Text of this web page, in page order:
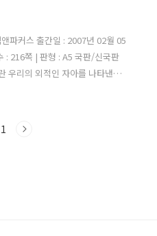
파커스 출간일 : 2007년 02월 05
: 216쪽 | 판형 : A5 국판/신국판
우리의 외적인 자아를 나타낸다.
으로 증명되는 서류와 같은 것
넣을 수 있는 것들을 추구하고
1